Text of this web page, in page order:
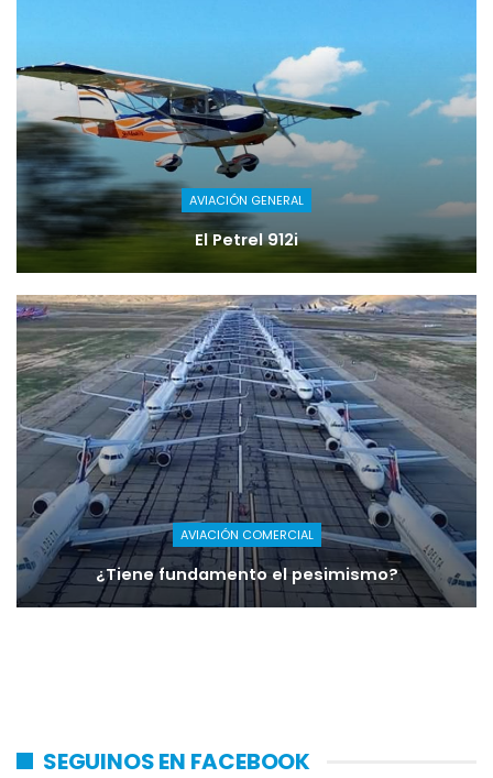
AVIACIÓN GENERAL
El Petrel 912i
AVIACIÓN COMERCIAL
¿Tiene fundamento el pesimismo?
SEGUINOS EN FACEBOOK